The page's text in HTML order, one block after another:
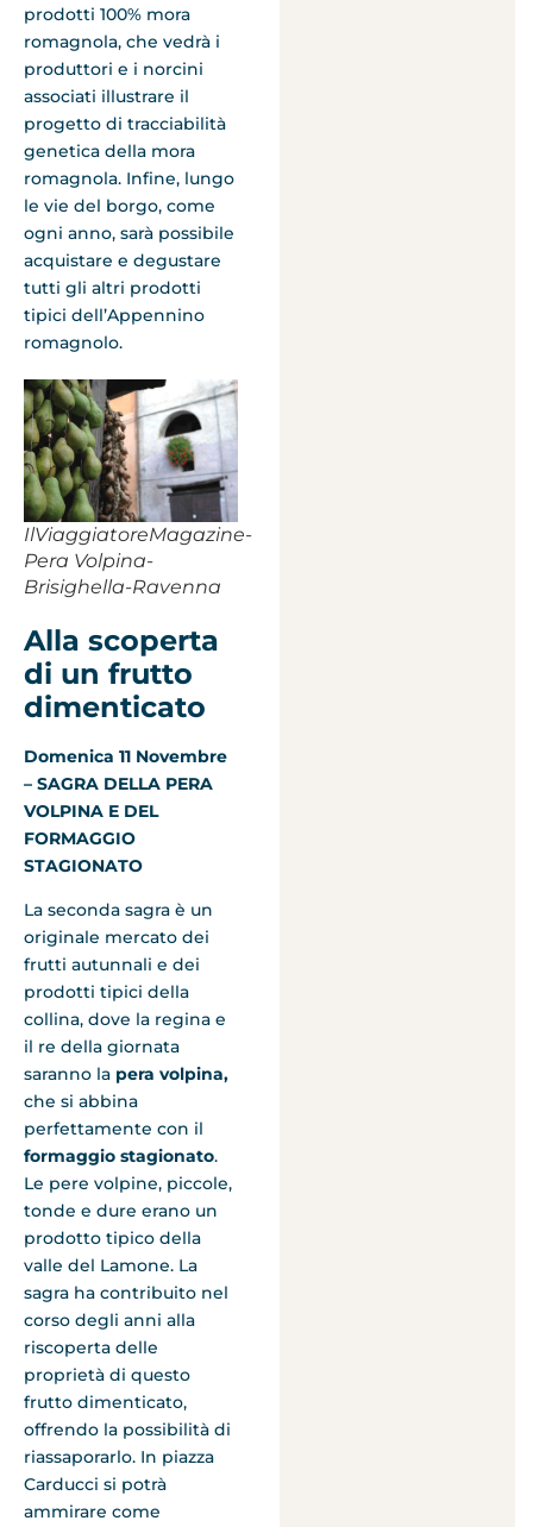
prodotti 100% mora
romagnola, che vedrà i
produttori e i norcini
associati illustrare il
progetto di tracciabilità
genetica della mora
romagnola. Infine, lungo
le vie del borgo, come
ogni anno, sarà possibile
acquistare e degustare
tutti gli altri prodotti
tipici dell’Appennino
romagnolo.
IlViaggiatoreMagazine-
Pera Volpina-
Brisighella-Ravenna
Alla scoperta
di un frutto
dimenticato
Domenica 11 Novembre
– SAGRA DELLA PERA
VOLPINA E DEL
FORMAGGIO
STAGIONATO
La seconda sagra è un
originale mercato dei
frutti autunnali e dei
prodotti tipici della
collina, dove la regina e
il re della giornata
saranno la pera volpina,
che si abbina
perfettamente con il
formaggio stagionato.
Le pere volpine, piccole,
tonde e dure erano un
prodotto tipico della
valle del Lamone. La
sagra ha contribuito nel
corso degli anni alla
riscoperta delle
proprietà di questo
frutto dimenticato,
offrendo la possibilità di
riassaporarlo. In piazza
Carducci si potrà
ammirare come